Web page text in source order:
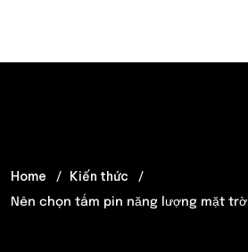
Home Kiến thức
Nên chọn tấm pin năng lượng mặt trời